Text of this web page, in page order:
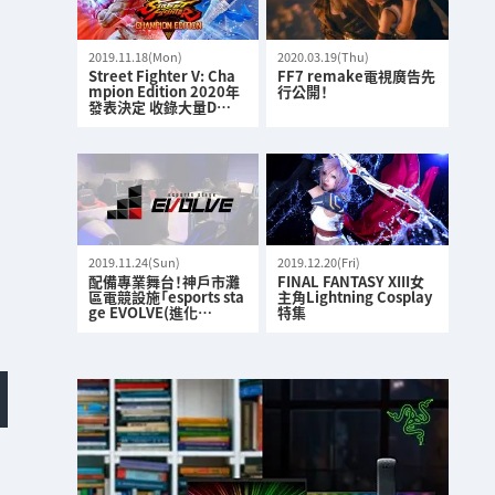
2019.11.18(Mon)
Street Fighter V: Cha
mpion Edition 2020年
發表決定 收錄大量D…
2020.03.19(Thu)
FF7 remake電視廣告先
行公開！
2019.11.24(Sun)
配備專業舞台！神戶市灘
區電競設施「esports sta
ge EVOLVE(進化…
2019.12.20(Fri)
FINAL FANTASY XIII女
主角Lightning Cosplay
特集